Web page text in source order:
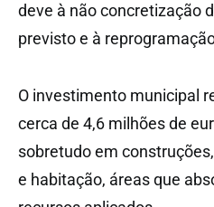
deve à não concretização
previsto e à
O investimento municipal
cerca de 4,6 milhões de
sobretudo em
e habitação, áreas que